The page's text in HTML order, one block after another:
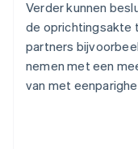
Verder kunnen
de oprichtingsakte
partners
nemen met een
van met